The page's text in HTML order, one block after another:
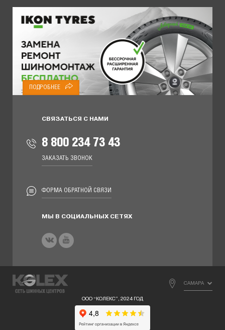
ПОДРОБНЕЕ
СВЯЗАТЬСЯ С НАМИ
8 800 234 73 43
ЗАКАЗАТЬ ЗВОНОК
ФОРМА ОБРАТНОЙ СВЯЗИ
МЫ В СОЦИАЛЬНЫХ СЕТЯХ
САМАРА
ООО “КОЛЕКС”, 2024 ГОД